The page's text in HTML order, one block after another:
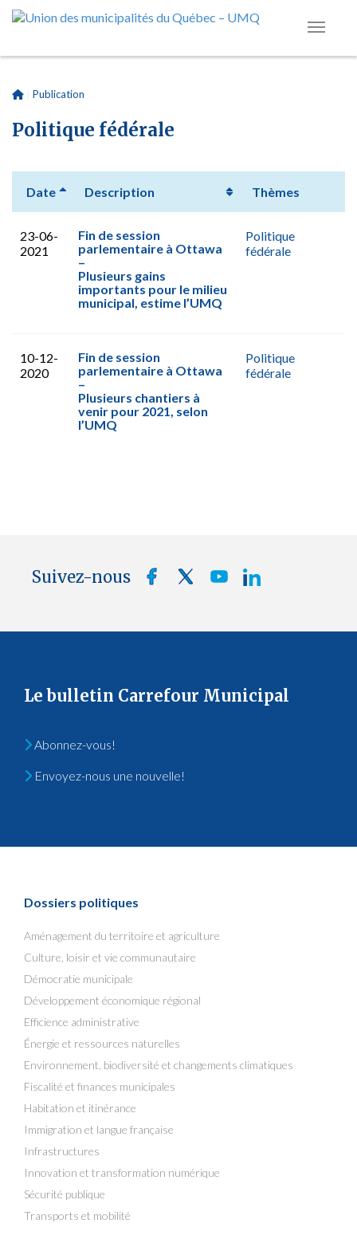
Publication
Politique fédérale
Date Description Thèmes
23-06-
2021
Fin de session
parlementaire à Ottawa
–
Plusieurs gains
importants pour le milieu
municipal, estime l’UMQ
Politique
fédérale
10-12-
2020
Fin de session
parlementaire à Ottawa
–
Plusieurs chantiers à
venir pour 2021, selon
l’UMQ
Politique
fédérale
Suivez-nous
Le bulletin Carrefour Municipal
Abonnez-vous!
Envoyez-nous une nouvelle!
Dossiers politiques
Aménagement du territoire et agriculture
Culture, loisir et vie communautaire
Démocratie municipale
Développement économique régional
Efficience administrative
Énergie et ressources naturelles
Environnement, biodiversité et changements climatiques
Fiscalité et finances municipales
Habitation et itinérance
Immigration et langue française
Infrastructures
Innovation et transformation numérique
Sécurité publique
Transports et mobilité